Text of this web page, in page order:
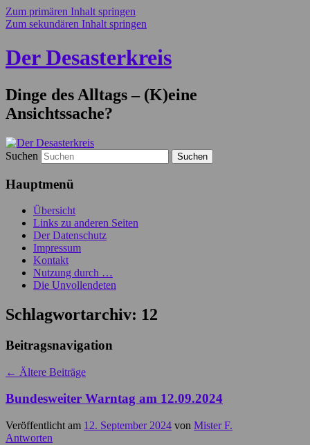
Zum primären Inhalt springen
Zum sekundären Inhalt springen
Der Desasterkreis
Dinge des Alltags – (K)eine
Ansichtssache?
Suchen
Hauptmenü
Übersicht
Links zu anderen Seiten
Der Datenschutz
Impressum
Kontakt
Nutzung durch …
Die Unvollendeten
Schlagwortarchiv: 12
Beitragsnavigation
← Ältere Beiträge
Bundesweiter Warntag am 12.09.2024
Veröffentlicht am 12. September 2024 von Mister F.
Antworten